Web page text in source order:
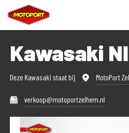
Kawasaki
Deze Kawasaki staat bij MotoPort
verkoop@motoportzelhem.nl